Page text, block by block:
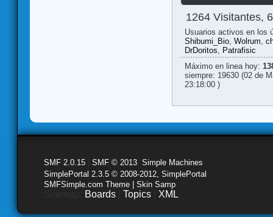
1264 Visitantes,
Usuarios activos en los
Shibumi_Bio, Wolrum,
DrDoritos, Patrafisic
Máximo en linea hoy:
siempre: 19630 (02 de
23:18:00 )
SMF 2.0.15 SMF © 2013 Simple Machines
SimplePortal 2.3.5 © 2008-2012, SimplePortal
SMFSimple.com Theme | Skin Samp
Boards Topics XML